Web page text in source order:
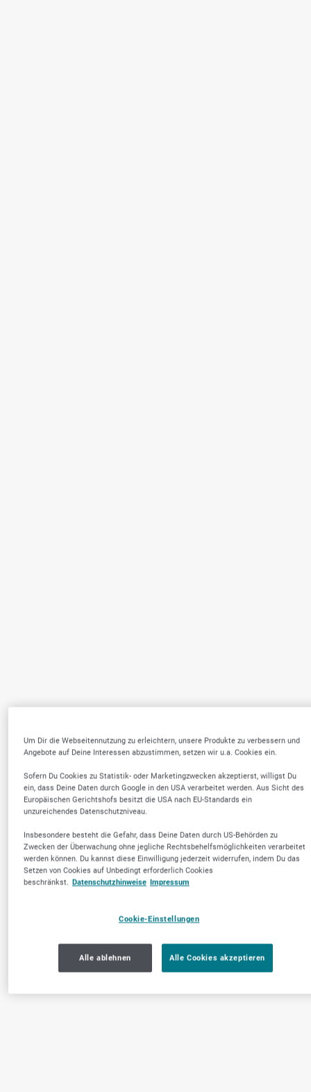
Um Dir die Webseitennutzung zu erleichtern, unsere Produkte zu verbessern und
Angebote auf Deine Interessen abzustimmen, setzen wir u.a. Cookies ein.
Sofern Du Cookies zu Statistik- oder Marketingzwecken akzeptierst, willigst Du
ein, dass Deine Daten durch Google in den USA verarbeitet werden. Aus Sicht des
Europäischen Gerichtshofs besitzt die USA nach EU-Standards ein
unzureichendes Datenschutzniveau.
Insbesondere besteht die Gefahr, dass Deine Daten durch US-Behörden zu
Zwecken der Überwachung ohne jegliche Rechtsbehelfsmöglichkeiten verarbeitet
werden können. Du kannst diese Einwilligung jederzeit widerrufen, indem Du das
Setzen von Cookies auf Unbedingt erforderlich Cookies
beschränkst. Datenschutzhinweise Impressum
Cookie-Einstellungen
Alle ablehnen Alle Cookies akzeptieren